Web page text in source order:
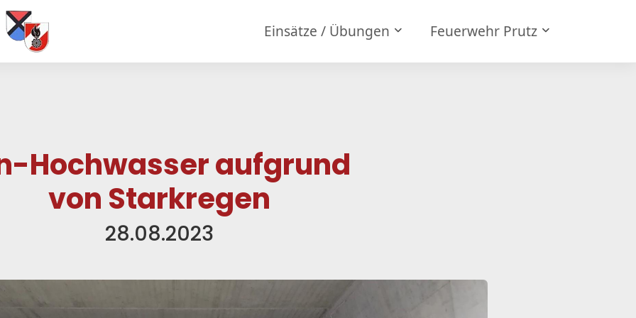
Einsätze / Übungen Feuerwehr Prutz
Hochwasser aufgrund
von Starkregen
28.08.2023